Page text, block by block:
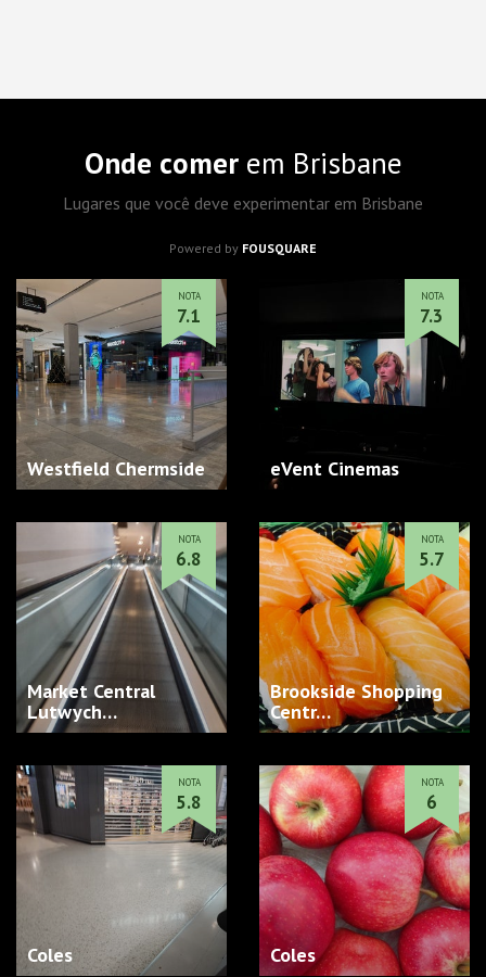
Onde comerem Brisbane
Lugares que você deve experimentar em Brisbane
Powered by FOUSQUARE
Westfield Chermside
NOTA
7.1
eVent Cinemas
NOTA
7.3
Market Central
Lutwych…
NOTA
6.8
Brookside Shopping
Centr…
NOTA
5.7
Coles
NOTA
5.8
Coles
NOTA
6